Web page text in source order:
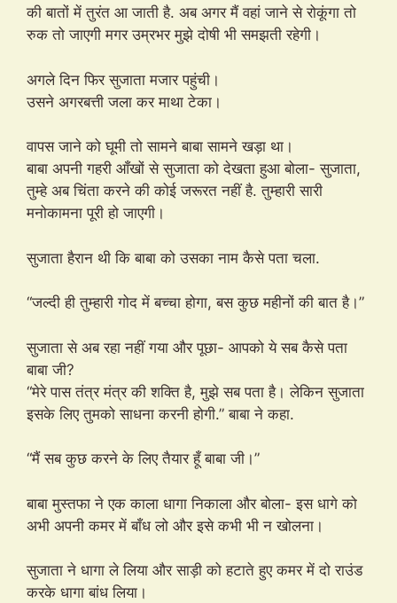
की बातों में तुरंत आ जाती है. अब अगर मैं वहां जाने से रोकूंगा तो
रुक तो जाएगी मगर उम्रभर मुझे दोषी भी समझती रहेगी।
अगले दिन फिर सुजाता मजार पहुंची।
उसने अगरबत्ती जला कर माथा टेका।
वापस जाने को घूमी तो सामने बाबा सामने खड़ा था।
बाबा अपनी गहरी आँखों से सुजाता को देखता हुआ बोला- सुजाता,
तुम्हे अब चिंता करने की कोई जरूरत नहीं है. तुम्हारी सारी
मनोकामना पूरी हो जाएगी।
सुजाता हैरान थी कि बाबा को उसका नाम कैसे पता चला.
“जल्दी ही तुम्हारी गोद में बच्चा होगा, बस कुछ महीनों की बात है।”
सुजाता से अब रहा नहीं गया और पूछा- आपको ये सब कैसे पता
बाबा जी?
“मेरे पास तंत्र मंत्र की शक्ति है, मुझे सब पता है। लेकिन सुजाता
इसके लिए तुमको साधना करनी होगी.” बाबा ने कहा.
“मैं सब कुछ करने के लिए तैयार हूँ बाबा जी।”
बाबा मुस्तफा ने एक काला धागा निकाला और बोला- इस धागे को
अभी अपनी कमर में बाँध लो और इसे कभी भी न खोलना।
सुजाता ने धागा ले लिया और साड़ी को हटाते हुए कमर में दो राउंड
करके धागा बांध लिया।